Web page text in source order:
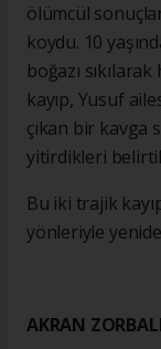
ölümcül
koydu. 10
boğazı
kayıp, Yusuf
çıkan bir kavga
yitirdikleri
Bu iki trajik
yönleriyle
AKRAN